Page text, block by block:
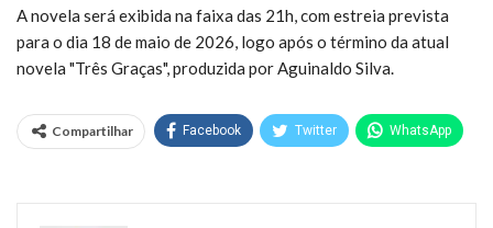
A novela será exibida na faixa das 21h, com estreia prevista
para o dia 18 de maio de 2026, logo após o término da atual
novela "Três Graças", produzida por Aguinaldo Silva.
Compartilhar Facebook Twitter WhatsApp